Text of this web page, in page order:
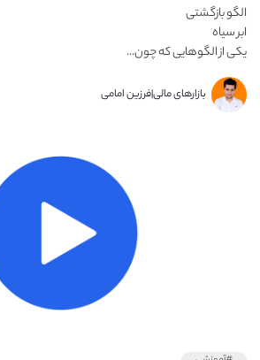
الگو بازگشتی
ابر سیاه
یکی از الگوهایی که چون...
بازارهای مالی|فرزین امامی